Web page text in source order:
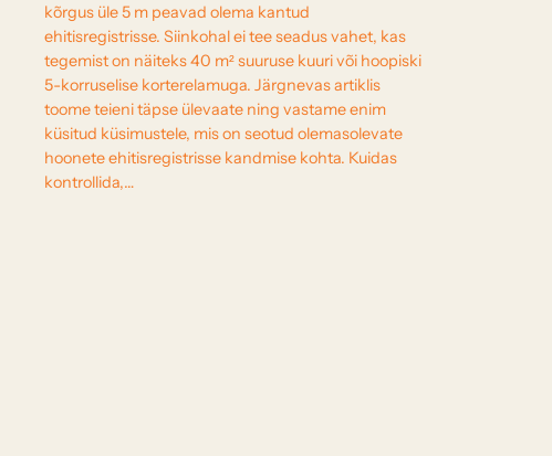
kõrgus üle 5 m peavad olema kantud
ehitisregistrisse. Siinkohal ei tee seadus vahet, kas
tegemist on näiteks 40 m² suuruse kuuri või hoopiski
5-korruselise korterelamuga. Järgnevas artiklis
toome teieni täpse ülevaate ning vastame enim
küsitud küsimustele, mis on seotud olemasolevate
hoonete ehitisregistrisse kandmise kohta. Kuidas
kontrollida,…